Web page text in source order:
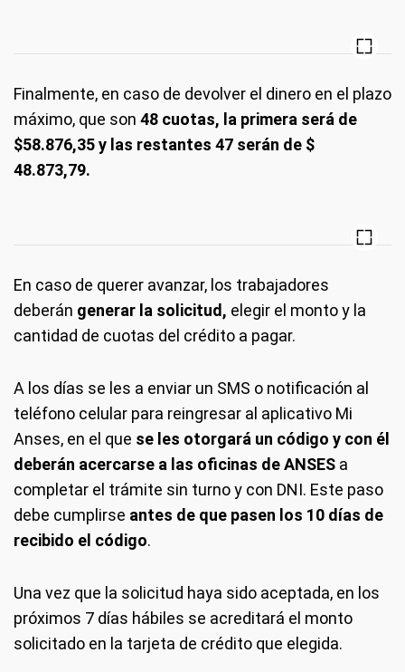
Finalmente, en caso de devolver el dinero en el plazo
máximo, que son 48 cuotas, la primera será de
$58.876,35 y las restantes 47 serán de $
48.873,79.
En caso de querer avanzar, los trabajadores
deberán generar la solicitud, elegir el monto y la
cantidad de cuotas del crédito a pagar.
A los días se les a enviar un SMS o notificación al
teléfono celular para reingresar al aplicativo Mi
Anses, en el que se les otorgará un código y con él
deberán acercarse a las oficinas de ANSES a
completar el trámite sin turno y con DNI. Este paso
debe cumplirse antes de que pasen los 10 días de
recibido el código.
Una vez que la solicitud haya sido aceptada, en los
próximos 7 días hábiles se acreditará el monto
solicitado en la tarjeta de crédito que elegida.